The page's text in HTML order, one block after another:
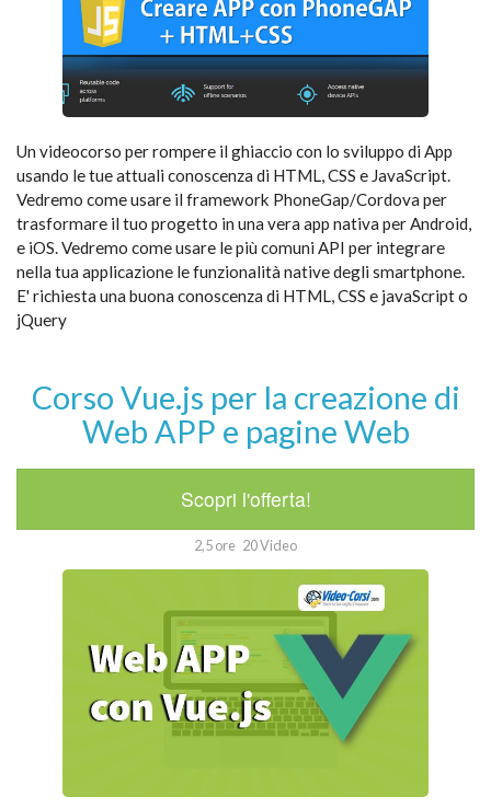
Un videocorso per rompere il ghiaccio con lo sviluppo di App
usando le tue attuali conoscenza di HTML, CSS e JavaScript.
Vedremo come usare il framework PhoneGap/Cordova per
trasformare il tuo progetto in una vera app nativa per Android,
e iOS. Vedremo come usare le più comuni API per integrare
nella tua applicazione le funzionalità native degli smartphone.
E' richiesta una buona conoscenza di HTML, CSS e javaScript o
jQuery
Corso Vue.js per la creazione di
Web APP e pagine Web
Scopri l'offerta!
2,5 ore 20 Video